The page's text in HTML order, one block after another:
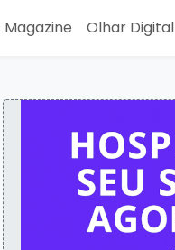
Magazine Olhar Digital